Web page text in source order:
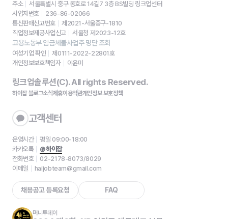
주소
서울특별시 중구 동호로 14길7 3층 BS빌딩 링크업센터
사업자번호
236-86-02066
통신판매신고번호
제2021-서울중구-1810
직업정보제공사업신고
서울청 제2023-12호
고용노동부 임금체불사업주 명단 조회
여성기업 확인
제0111-2022-22801호
개인정보보호책임자
이윤미
링크업솔루션(C). All rights Reserved.
하이잡 블로그소식제휴이용약관개인정보 보호정책
고객센터
운영시간
평일 09:00-18:00
카카오톡
@하이잡
전화번호
02-2178-8073/8029
이메일
haijobteam@gmail.com
채용공고 등록요청 FAQ
머니투데이